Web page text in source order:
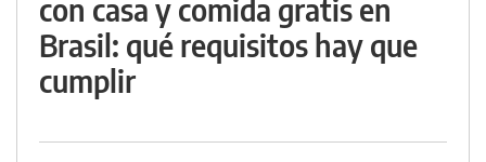
con casa y comida gratis en
Brasil: qué requisitos hay que
cumplir